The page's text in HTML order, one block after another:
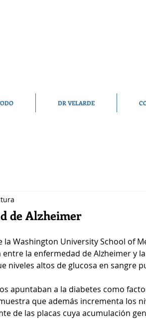
DR VELARDE
de Alzheimer
Washington University School of
la enfermedad de Alzheimer y
niveles altos de glucosa en sangre
apuntaban a la diabetes como
que además incrementa los
de las placas cuya acumulación